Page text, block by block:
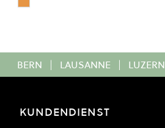
Colour
Peach Blush Bright Skies
BERN | LAUSANNE | LUZERN
KUNDENDIENST